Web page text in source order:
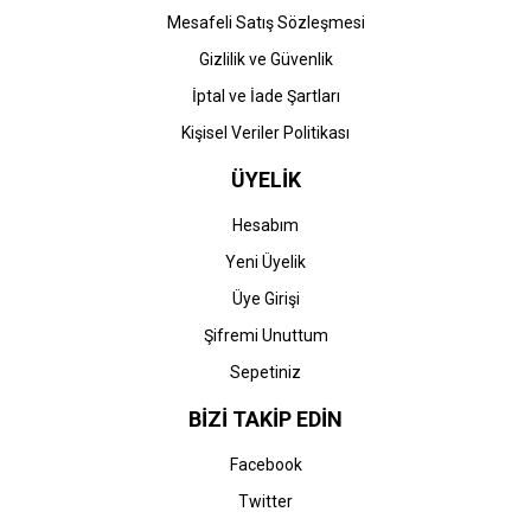
Mesafeli Satış Sözleşmesi
Gizlilik ve Güvenlik
İptal ve İade Şartları
Kişisel Veriler Politikası
ÜYELİK
Hesabım
Yeni Üyelik
Üye Girişi
Şifremi Unuttum
Sepetiniz
BİZİ TAKİP EDİN
Facebook
Twitter